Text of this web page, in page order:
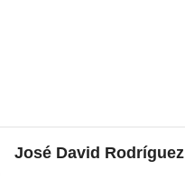
José David Rodríguez